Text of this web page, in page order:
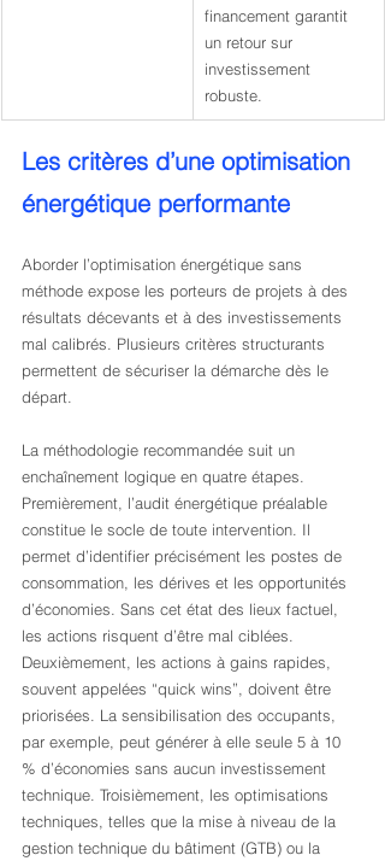
financement garantit
un retour sur
investissement
robuste.
Les critères d’une optimisation
énergétique performante
Aborder l’optimisation énergétique sans
méthode expose les porteurs de projets à des
résultats décevants et à des investissements
mal calibrés. Plusieurs critères structurants
permettent de sécuriser la démarche dès le
départ.
La méthodologie recommandée suit un
enchaînement logique en quatre étapes.
Premièrement, l’audit énergétique préalable
constitue le socle de toute intervention. Il
permet d’identifier précisément les postes de
consommation, les dérives et les opportunités
d’économies. Sans cet état des lieux factuel,
les actions risquent d’être mal ciblées.
Deuxièmement, les actions à gains rapides,
souvent appelées “quick wins”, doivent être
priorisées. La sensibilisation des occupants,
par exemple, peut générer à elle seule 5 à 10
% d’économies sans aucun investissement
technique. Troisièmement, les optimisations
techniques, telles que la mise à niveau de la
gestion technique du bâtiment (GTB) ou la